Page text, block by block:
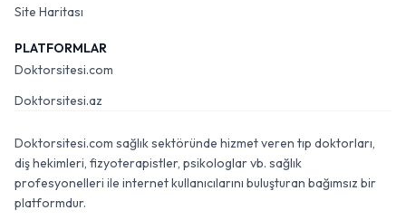
Site Haritası
PLATFORMLAR
Doktorsitesi.com
Doktorsitesi.az
Doktorsitesi.com sağlık sektöründe hizmet veren tıp doktorları,
diş hekimleri, fizyoterapistler, psikologlar vb. sağlık
profesyonelleri ile internet kullanıcılarını buluşturan bağımsız bir
platformdur.